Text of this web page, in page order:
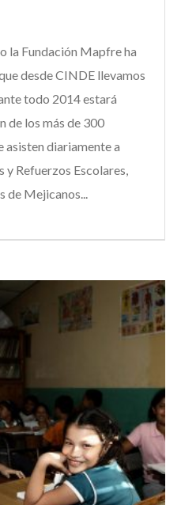
la Fundación Mapfre ha
desde CINDE llevamos
todo 2014 estará
de los más de 300
asisten diariamente a
Refuerzos Escolares,
de Mejicanos...